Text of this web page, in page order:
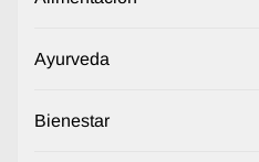
Ayurveda
Bienestar